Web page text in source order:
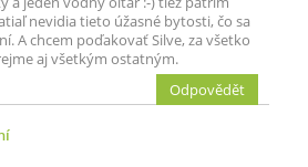
nevidia tieto úžasné bytosti, čo sa
A chcem poďakovať Silve, za všetko
aj všetkým ostatným.
Odpovědět